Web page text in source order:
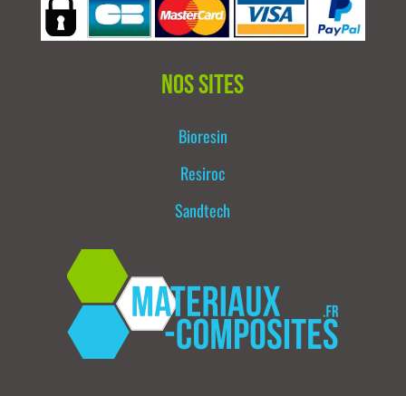
Nos sites
Bioresin
Resiroc
Sandtech